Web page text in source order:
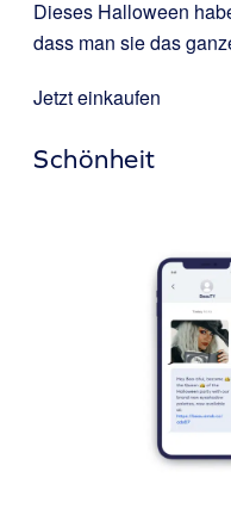
Dieses Halloween
dass man sie das
Jetzt einkaufen
Schönheit